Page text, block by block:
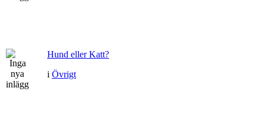
Hund eller Katt?
i Övrigt